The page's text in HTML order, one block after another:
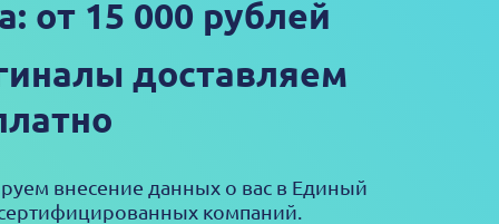
от 15 000 рублей
доставляем
внесение данных о вас в Единый
компаний.